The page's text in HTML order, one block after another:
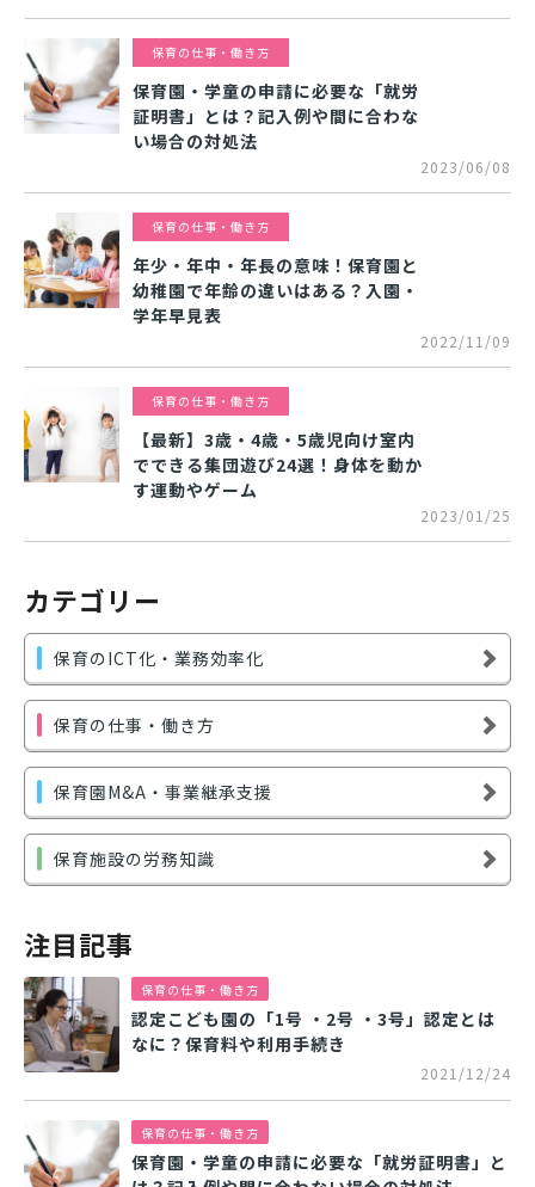
保育の仕事・働き方
保育園・学童の申請に必要な「就労
証明書」とは？記入例や間に合わな
い場合の対処法
2023/06/08
保育の仕事・働き方
年少・年中・年長の意味！保育園と
幼稚園で年齢の違いはある？入園・
学年早見表
2022/11/09
保育の仕事・働き方
【最新】3歳・4歳・5歳児向け室内
でできる集団遊び24選！身体を動か
す運動やゲーム
2023/01/25
カテゴリー
保育のICT化・業務効率化
保育の仕事・働き方
保育園M&A・事業継承支援
保育施設の労務知識
注目記事
保育の仕事・働き方
認定こども園の「1号 ・2号 ・3号」認定とは
なに？保育料や利用手続き
2021/12/24
保育の仕事・働き方
保育園・学童の申請に必要な「就労証明書」と